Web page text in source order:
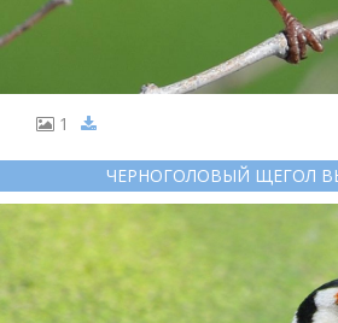
1
ЧЕРНОГОЛОВЫЙ ЩЕГОЛ